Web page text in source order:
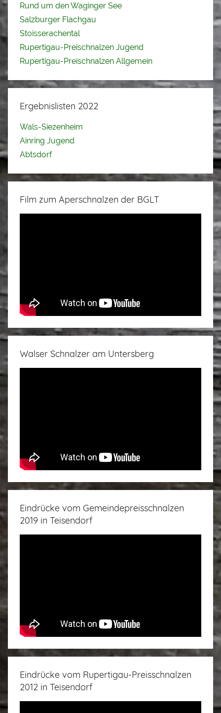
Rund um den Waginger See
Salzburger Flachgau
Stoisserachental
Rupertigau-Preischnalzen Jugend
Rupertigau-Preischnalzen Allgemein
Ergebnislisten 2022
Wals-Siezenheim
Ainring Jugend
Abtsdorf
Film zum Aperschnalzen der BGLT
Walser Schnalzer am Untersberg
Eindrücke vom Gemeindepreisschnalzen
2019 in Teisendorf
Eindrücke vom Rupertigau-Preisschnalzen
2012 in Teisendorf